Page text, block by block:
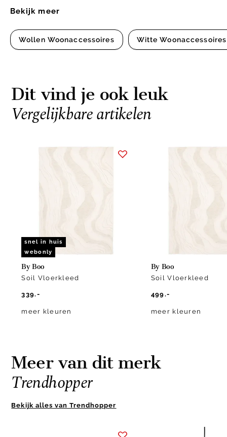
Bekijk meer
Wollen Woonaccessoires Witte Woonaccessoires
Dit vind je ook leuk
Vergelijkbare artikelen
snel in huis
webonly
By Boo
Soil Vloerkleed
339.-
meer kleuren
By Boo
Soil Vloerkleed
499.-
meer kleuren
Meer van dit merk
Trendhopper
Bekijk alles van Trendhopper